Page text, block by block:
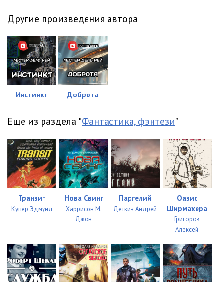
Другие произведения автора
Инстинкт Доброта
Еще из раздела "Фантастика, фэнтези"
Транзит
Купер Эдмунд
Нова Свинг
Харрисон М.
Джон
Паргелий
Деткин Андрей
Оазис
Ширмахера
Григоров
Алексей